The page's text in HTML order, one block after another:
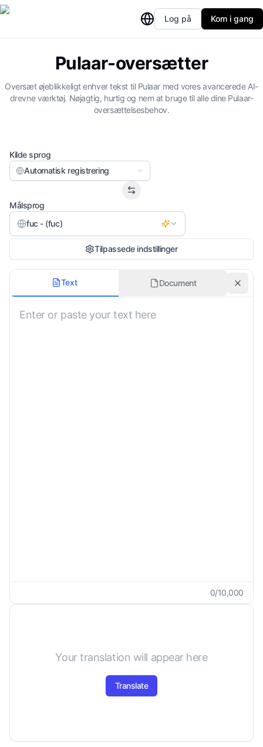
Log på Kom i gang
Pulaar-oversætter
Oversæt øjeblikkeligt enhver tekst til Pulaar med vores avancerede AI-
drevne værktøj. Nøjagtig, hurtig og nem at bruge til alle dine Pulaar-
oversættelsesbehov.
Kilde sprog
Automatisk registrering
Målsprog
fuc - (fuc)
Tilpassede indstillinger
Formelt Sprog
Text Document
0/10,000
Your translation will appear here
Translate